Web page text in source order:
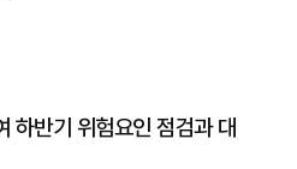
하반기 위험요인 점검과 대